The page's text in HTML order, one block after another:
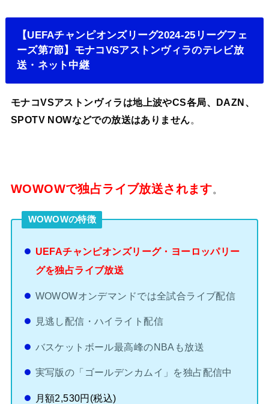
【UEFAチャンピオンズリーグ2024-25リーグフェ
ーズ第7節】モナコVSアストンヴィラのテレビ放
送・ネット中継
モナコVSアストンヴィラは地上波やCS各局、DAZN、
SPOTV NOWなどでの放送はありません。
WOWOWで独占ライブ放送されます
WOWOWの特徴
UEFAチャンピオンズリーグ・ヨーロッパリー
グを独占ライブ放送
WOWOWオンデマンドでは全試合ライブ配信
見逃し配信・ハイライト配信
バスケットボール最高峰のNBAも放送
実写版の「ゴールデンカムイ」を独占配信中
月額2,530円(税込)